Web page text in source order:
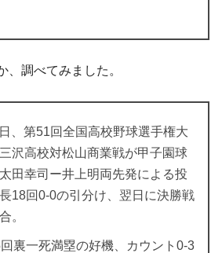
、調べてみました。
、第51回全国高校野球選手権大
沢高校対松山商業戦が甲子園球
田幸司ー井上明両先発による投
18回0-0の引分け、翌日に決勝戦
。
裏一死満塁の好機、カウント0-3